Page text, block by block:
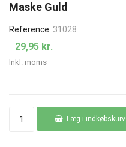
Maske Guld
Reference: 31028
29,95 kr.
Inkl. moms
Læg i indkøbskurv